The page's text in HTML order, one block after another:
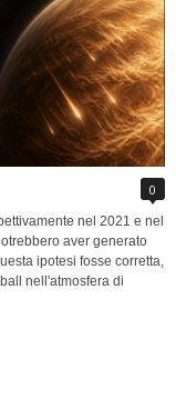
0
nel 2021 e nel
aver generato
ipotesi fosse corretta,
nell'atmosfera di